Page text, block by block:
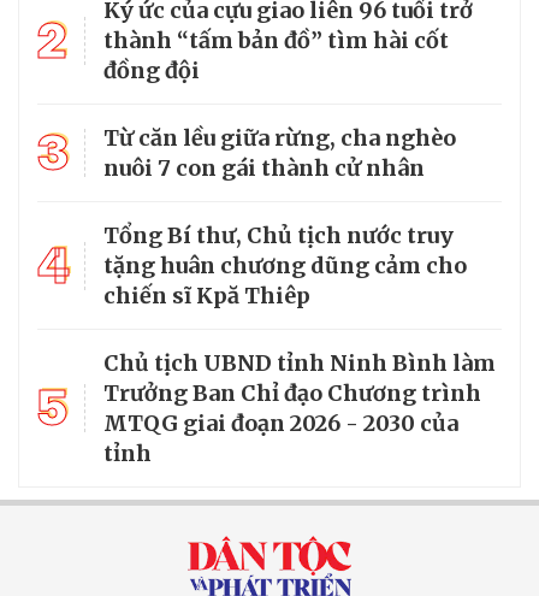
2
Ký ức của cựu giao liên 96 tuổi trở
thành “tấm bản đồ” tìm hài cốt
đồng đội
3
Từ căn lều giữa rừng, cha nghèo
nuôi 7 con gái thành cử nhân
4
Tổng Bí thư, Chủ tịch nước truy
tặng huân chương dũng cảm cho
chiến sĩ Kpă Thiêp
5
Chủ tịch UBND tỉnh Ninh Bình làm
Trưởng Ban Chỉ đạo Chương trình
MTQG giai đoạn 2026 - 2030 của
tỉnh